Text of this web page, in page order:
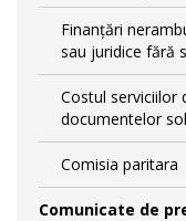
Finanțări
sau juridice fără
Costul serviciilor
documentelor
Comisia paritara
Comunicate de